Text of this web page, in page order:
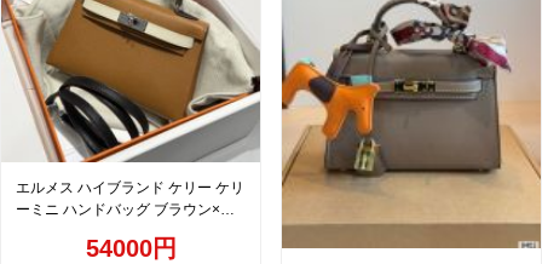
エルメス ハイブランド ケリー ケリ
ーミニ ハンドバッグ ブラウン×ホ
54000円